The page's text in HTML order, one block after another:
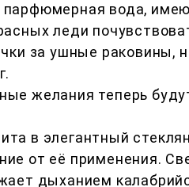
вода,
леди
за ушные
желания теперь
в элегантный
от её применения.
дыханием